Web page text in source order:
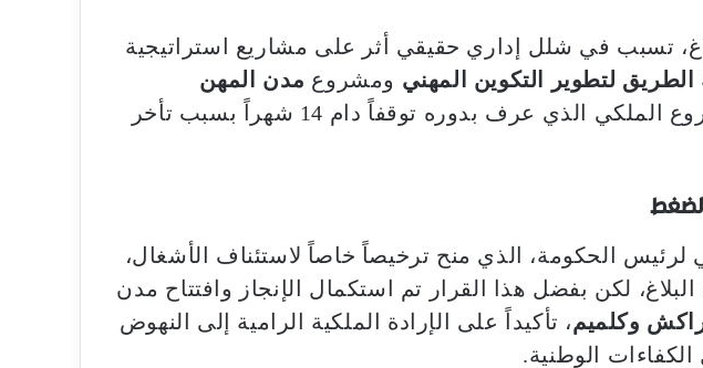
تسبب في شلل إداري حقيقي أثر على مشاريع استراتيجية
لتطوير التكوين المهني ومشروع مدن المهن
، وهو المشروع الملكي الذي عرف بدوره توقفاً دام 14 شهراً بسبب تأخر
لرئيس الحكومة، الذي منح ترخيصاً خاصاً لاستئناف الأشغال،
لكن بفضل هذا القرار تم استكمال الإنجاز وافتتاح مدن
وكلميم، تأكيداً على الإرادة الملكية الرامية إلى النهوض
الوطنية.